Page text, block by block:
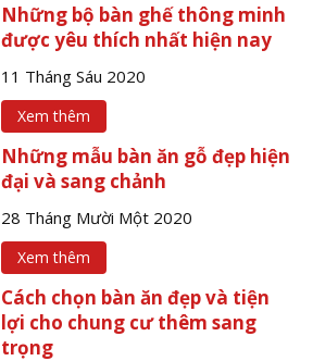
Những bộ bàn ghế thông minh
được yêu thích nhất hiện nay
11 Tháng Sáu 2020
Xem thêm
Những mẫu bàn ăn gỗ đẹp hiện
đại và sang chảnh
28 Tháng Mười Một 2020
Xem thêm
Cách chọn bàn ăn đẹp và tiện
lợi cho chung cư thêm sang
trọng